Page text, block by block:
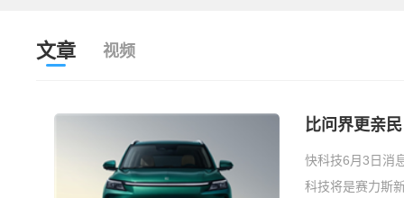
文章 视频
比问界更亲
快科技6月3日消
科技将是赛力斯